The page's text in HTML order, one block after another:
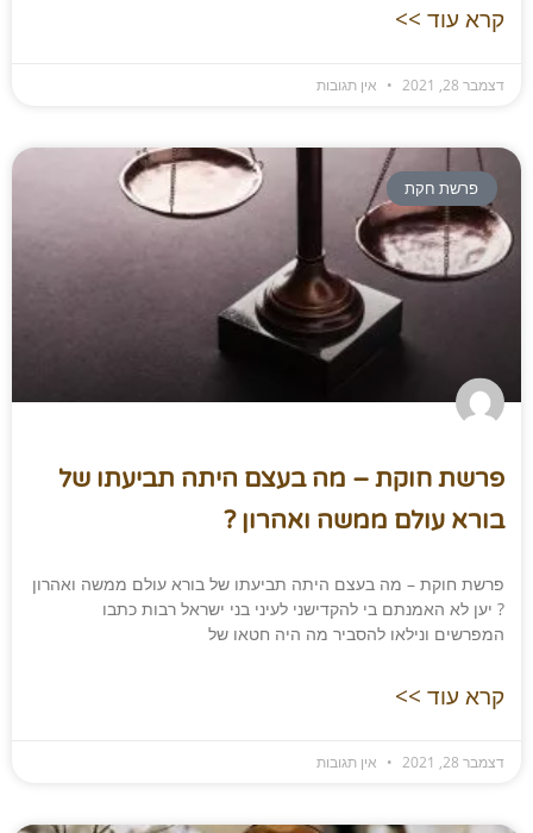
קרא עוד >>
דצמבר 28, 2021 אין תגובות
פרשת חקת
פרשת חוקת – מה בעצם היתה תביעתו של
בורא עולם ממשה ואהרון ?​
פרשת חוקת – מה בעצם היתה תביעתו של בורא עולם ממשה ואהרון
? יען לא האמנתם בי להקדישני לעיני בני ישראל רבות כתבו
המפרשים ונילאו להסביר מה היה חטאו של
קרא עוד >>
דצמבר 28, 2021 אין תגובות